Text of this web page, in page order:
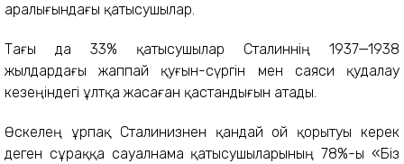
аралығындағы қатысушылар.
Тағы да 33% қатысушылар Сталиннің 1937—1938
жылдардағы жаппай қуғын-сүргін мен саяси қудалау
кезеңіндегі ұлтқа жасаған қастандығын атады.
Өскелең ұрпақ Сталинизнен қандай ой қорытуы керек
деген сұраққа сауалнама қатысушыларының 78%-ы «Біз